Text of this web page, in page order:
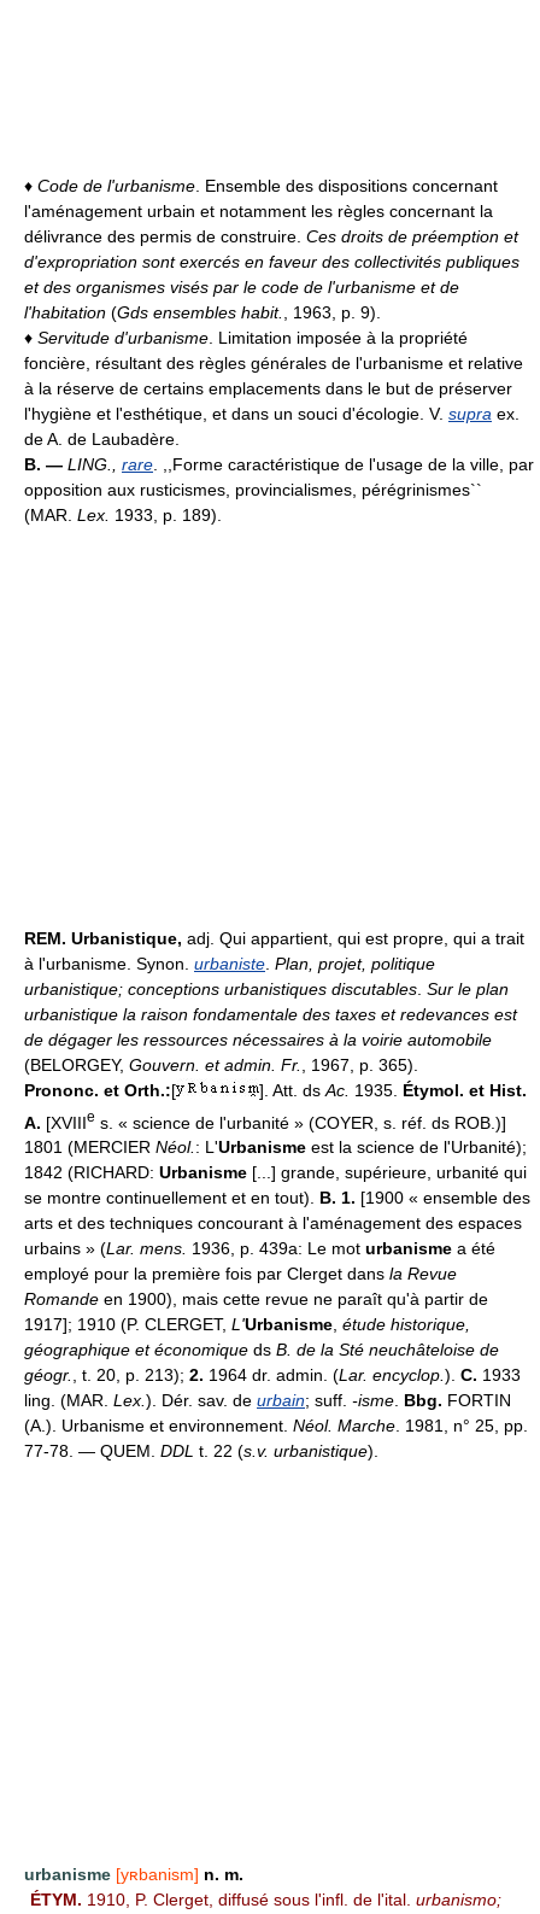
♦ Code de l'urbanisme . Ensemble des dispositions concernant
l'aménagement urbain et notamment les règles concernant la
délivrance des permis de construire. Ces droits de préemption et
d'expropriation sont exercés en faveur des collectivités publiques
et des organismes visés par le code de l'urbanisme et de
l'habitation (Gds ensembles habit.
, 1963, p. 9).
♦ Servitude d'urbanisme . Limitation imposée à la propriété
foncière, résultant des règles générales de l'urbanisme et relative
à la réserve de certains emplacements dans le but de préserver
l'hygiène et l'esthétique, et dans un souci d'écologie. V. supra ex.
de A. de Laubadère.
B. — LING. rare . ,,Forme caractéristique de l'usage de la ville, par
opposition aux rusticismes, provincialismes, pérégrinismes``
(MAR. Lex. 1933, p. 189).
REM. Urbanistique, adj. Qui appartient, qui est propre, qui a trait
à l'urbanisme. Synon. urbaniste Plan, projet, politique
urbanistique; conceptions urbanistiques discutables Sur le plan
urbanistique la raison fondamentale des taxes et redevances est
de dégager les ressources nécessaires à la voirie automobile
(BELORGEY, Gouvern. et admin. Fr.
, 1967, p. 365).
Prononc. et Orth.:[ ]. Att. ds Ac. 1935. Étymol. et Hist.
A. [XVIIIe s. « science de l'urbanité » (COYER, s. réf. ds ROB.)]
1801 (MERCIER Néol.: L'Urbanisme est la science de l'Urbanité);
1842 (RICHARD: Urbanisme [...] grande, supérieure, urbanité qui
se montre continuellement et en tout). B. 1. [1900 « ensemble des
arts et des techniques concourant à l'aménagement des espaces
urbains » (Lar. mens. 1936, p. 439a: Le mot urbanisme a été
employé pour la première fois par Clerget dans la Revue
Romande en 1900), mais cette revue ne paraît qu'à partir de
1917]; 1910 (P. CLERGET, L'Urbanisme, étude historique,
géographique et économique ds B. de la Sté neuchâteloise de
géogr., t. 20, p. 213); 2. 1964 dr. admin. (Lar. encyclop.). C. 1933
ling. (MAR. Lex.). Dér. sav. de urbain; suff. -isme. Bbg. FORTIN
(A.). Urbanisme et environnement. Néol. Marche. 1981, n° 25, pp.
77-78. — QUEM. DDL t. 22 (s.v. urbanistique).
urbanisme [yʀbanism] n. m.
ÉTYM. 1910, P. Clerget, diffusé sous l'infl. de l'ital. urbanismo;